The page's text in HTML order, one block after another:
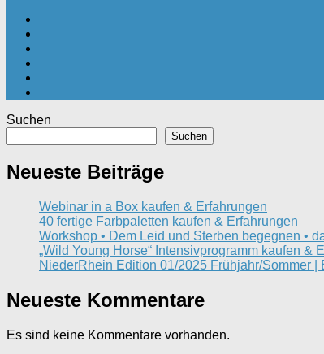
Suchen
Suchen
Neueste Beiträge
Webinar in a Box kaufen & Erfahrungen
40 fertige Farbpaletten kaufen & Erfahrungen
Workshop • Dem Leid und Sterben begegnen •
„Wild Young Horse“ Intensivprogramm kaufen &
NiederRhein Edition 01/2025 Frühjahr/Sommer
Neueste Kommentare
Es sind keine Kommentare vorhanden.